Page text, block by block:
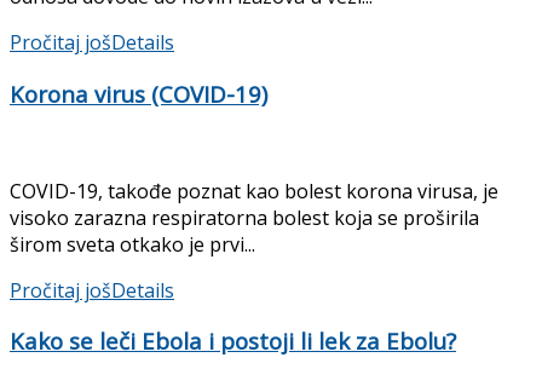
Pročitaj jošDetails
Korona virus (COVID-19)
COVID-19, takođe poznat kao bolest korona virusa, je
visoko zarazna respiratorna bolest koja se proširila
širom sveta otkako je prvi...
Pročitaj jošDetails
Kako se leči Ebola i postoji li lek za Ebolu?